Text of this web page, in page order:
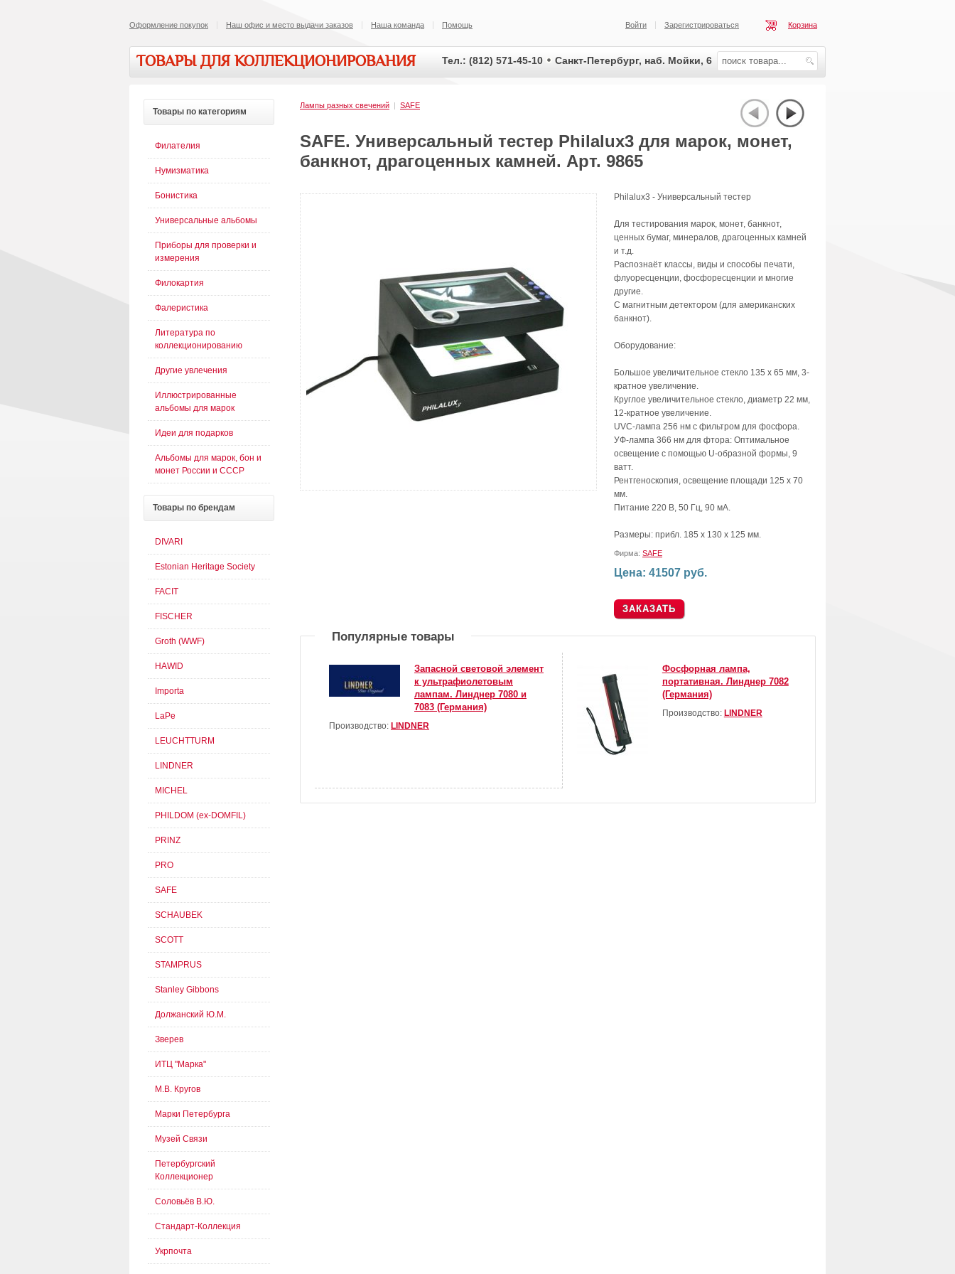
Оформление покупок Наш офис и место выдачи заказов Наша команда Помощь Корзина
Зарегистрироваться
Войти
ТОВАРЫ ДЛЯ КОЛЛЕКЦИОНИРОВАНИЯ Тел.: (812) 571-45-10 Санкт-Петербург, наб. Мойки, 6
Лампы разных свечений | SAFE
SAFE. Универсальный тестер Philalux3 для марок, монет,
банкнот, драгоценных камней. Арт. 9865
Philalux3 - Универсальный тестер
Для тестирования марок, монет, банкнот,
ценных бумаг, минералов, драгоценных камней
и т.д.
Распознаёт классы, виды и способы печати,
флуоресценции, фосфоресценции и многие
другие.
С магнитным детектором (для американских
банкнот).
Оборудование:
Большое увеличительное стекло 135 х 65 мм, 3-
кратное увеличение.
Круглое увеличительное стекло, диаметр 22 мм,
12-кратное увеличение.
UVC-лампа 256 нм с фильтром для фосфора.
УФ-лампа 366 нм для фтора: Оптимальное
освещение с помощью U-образной формы, 9
ватт.
Рентгеноскопия, освещение площади 125 х 70
мм.
Питание 220 В, 50 Гц, 90 мА.
Размеры: прибл. 185 х 130 х 125 мм.
Фирма: SAFE
Цена: 41507 руб.
Популярные товары
Запасной световой элемент
к ультрафиолетовым
лампам. Линднер 7080 и
7083 (Германия)
Производство: LINDNER
Фосфорная лампа,
портативная. Линднер 7082
(Германия)
Производство: LINDNER
Товары по категориям
Филателия
Нумизматика
Бонистика
Универсальные альбомы
Приборы для проверки и
измерения
Филокартия
Фалеристика
Литература по
коллекционированию
Другие увлечения
Иллюстрированные
альбомы для марок
Идеи для подарков
Альбомы для марок, бон и
монет России и СССР
Товары по брендам
DIVARI
Estonian Heritage Society
FACIT
FISCHER
Groth (WWF)
HAWID
Importa
LaPe
LEUCHTTURM
LINDNER
MICHEL
PHILDOM (ex-DOMFIL)
PRINZ
PRO
SAFE
SCHAUBEK
SCOTT
STAMPRUS
Stanley Gibbons
Должанский Ю.М.
Зверев
ИТЦ "Марка"
М.В. Кругов
Марки Петербурга
Музей Связи
Петербургский
Коллекционер
Соловьёв В.Ю.
Стандарт-Коллекция
Укрпочта